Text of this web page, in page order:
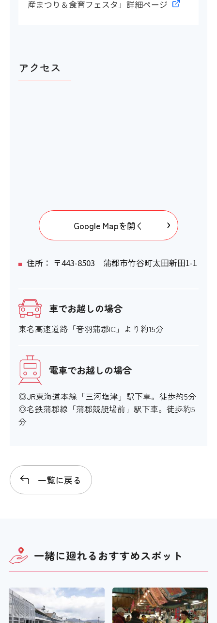
産まつり＆食育フェスタ」詳細ページ
アクセス
Google Mapを開く
住所： 〒443-8503 蒲郡市竹谷町太田新田1-1
車でお越しの場合
東名高速道路「音羽蒲郡IC」より約15分
電車でお越しの場合
◎JR東海道本線「三河塩津」駅下車。徒歩約5分
◎名鉄蒲郡線「蒲郡競艇場前」駅下車。徒歩約5
分
一覧に戻る
一緒に廻れるおすすめスポット